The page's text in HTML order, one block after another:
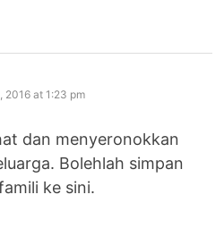
2016 at 1:23 pm
dan menyeronokkan
Bolehlah simpan
ke sini.